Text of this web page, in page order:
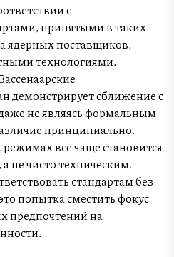
с
принятыми в таких
ядерных поставщиков,
технологиями,
демонстрирует сближение с
не являясь формальным
принципиально.
режимах все чаще становится
не чисто техническим.
стандартам без
попытка сместить фокус
предпочтений на